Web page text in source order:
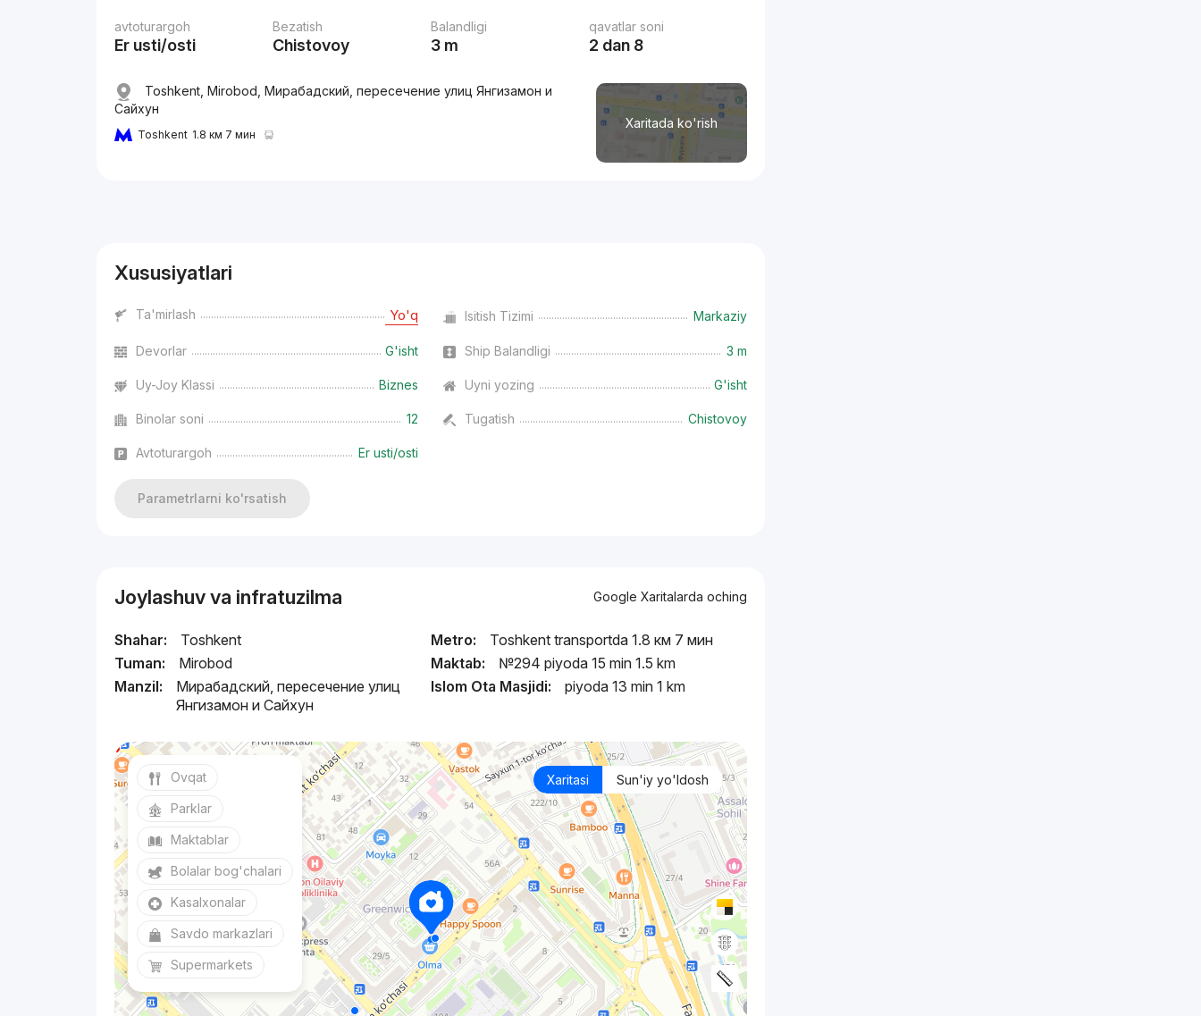
avtoturargoh
Er usti/osti
Bezatish
Chistovoy
Balandligi
3 m
qavatlar soni
2 dan 8
Xaritada ko'rish
Toshkent, Mirobod, Мирабадский, пересечение улиц Янгизамон и
Сайхун
Toshkent 1.8 км 7 мин
Xususiyatlari
Ta'mirlash Yo'q Isitish Tizimi Markaziy
Devorlar G'isht Ship Balandligi 3 m
Uy-Joy Klassi Biznes Uyni yozing G'isht
Binolar soni 12 Tugatish Chistovoy
Avtoturargoh Er usti/osti
Parametrlarni ko'rsatish
Joylashuv va infratuzilma Google Xaritalarda oching
Shahar:
Toshkent
Tuman:
Mirobod
Manzil:
Мирабадский, пересечение улиц
Янгизамон и Сайхун
Metro:
Toshkent transportda 1.8 км 7 мин
Maktab:
№294 piyoda 15 min 1.5 km
Islom Ota Masjidi:
piyoda 13 min 1 km
Xaritasi Sun'iy yo'ldosh
Ovqat
Parklar
Maktablar
Bolalar bog'chalari
Kasalxonalar
Savdo markazlari
Supermarkets